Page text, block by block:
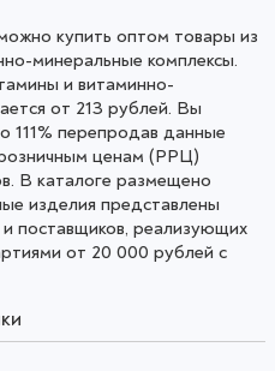
купить оптом товары из
минеральные комплексы.
и витаминно-
от 213 рублей. Вы
111% перепродав данные
ценам (РРЦ)
В каталоге размещено
изделия представлены
поставщиков, реализующих
от 20 000 рублей с